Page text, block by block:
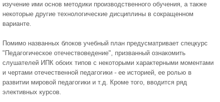
изучение ими основ методики производственного обучения, а также
некоторые другие технологические дисциплины в сокращенном
варианте.
Помимо названных блоков учебный план предусматривает спецкурс
"Педагогическое отечествоведение", призванный ознакомить
слушателей ИПК обоих типов с некоторыми характерными моментами
и чертами отечественной педагогики - ее историей, ее ролью в
развитии мировой педагогики и т.д. Кроме того, вводится ряд
элективных курсов.